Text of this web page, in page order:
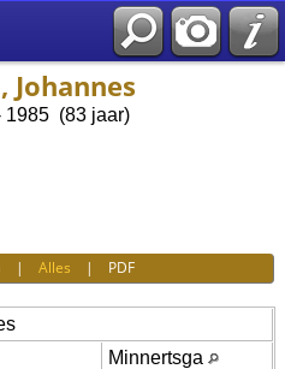
Johannes
1985 (83 jaar)
|Alles | PDF
Minnertsga